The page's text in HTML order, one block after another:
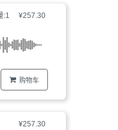
:1 ¥257.30
购物车
¥257.30